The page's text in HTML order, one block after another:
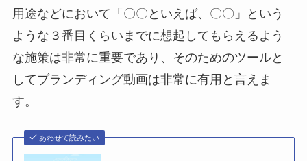
用途などにおいて「〇〇といえば、〇〇」という
ような３番目くらいまでに想起してもらえるよう
な施策は非常に重要であり、そのためのツールと
してブランディング動画は非常に有用と言えま
す。
あわせて読みたい